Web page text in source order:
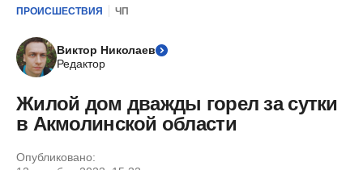
ПРОИСШЕСТВИЯ ЧП
Виктор Николаев
Редактор
Жилой дом дважды горел за сутки
в Акмолинской области
Опубликовано: